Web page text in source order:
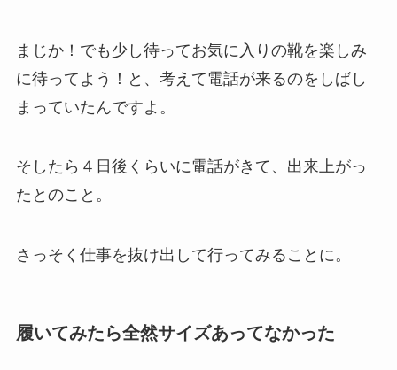
まじか！でも少し待ってお気に入りの靴を楽しみ
に待ってよう！と、考えて電話が来るのをしばし
まっていたんですよ。
そしたら４日後くらいに電話がきて、出来上がっ
たとのこと。
さっそく仕事を抜け出して行ってみることに。
履いてみたら全然サイズあってなかった